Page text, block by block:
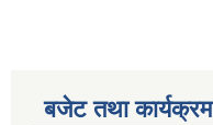
बजेट तथा कार्यक्रम